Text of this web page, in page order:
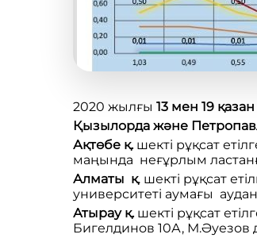
2020 жылғы 13 мен 19 қазан
Қызылорда және
Ақтөбе қ. шекті рұқсат
маңында неғұрлым
Алматы қ. шекті рұқсат
университеті аумағы
Атырау қ. шекті рұқсат
Бигелдинов 10А, М.Әуезов